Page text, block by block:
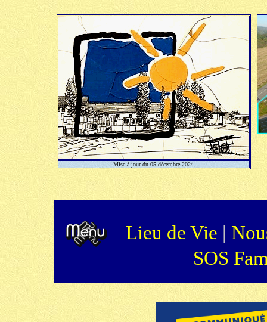
Mise à jour du 05 décembre 2024
Lieu de Vie |
SOS